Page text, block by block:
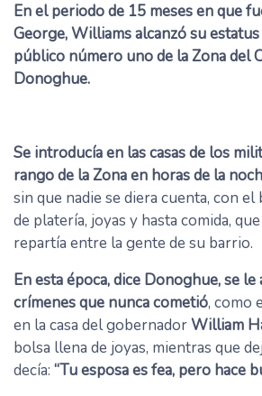
En el periodo de 15 meses en que
George, Williams alcanzó su
público número uno de la Zona del
Donoghue.
Se introducía en las casas de los
rango de la Zona en horas de la
sin que nadie se diera cuenta, con
de platería, joyas y hasta comida,
repartía entre la gente de su barrio.
En esta época, dice Donoghue, se
crímenes que nunca cometió, como
en la casa del gobernadorWilliam
bolsa llena de joyas, mientras que
decía: “Tu esposa es fea, pero hace